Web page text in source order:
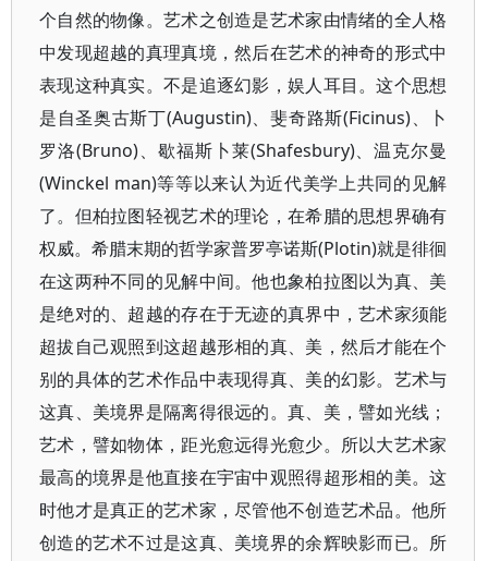
个自然的物像。艺术之创造是艺术家由情绪的全人格
中发现超越的真理真境，然后在艺术的神奇的形式中
表现这种真实。不是追逐幻影，娱人耳目。这个思想
是自圣奥古斯丁(Augustin)、斐奇路斯(Ficinus)、卜
罗洛(Bruno)、歇福斯卜莱(Shafesbury)、温克尔曼
(Winckel man)等等以来认为近代美学上共同的见解
了。但柏拉图轻视艺术的理论，在希腊的思想界确有
权威。希腊末期的哲学家普罗亭诺斯(Plotin)就是徘徊
在这两种不同的见解中间。他也象柏拉图以为真、美
是绝对的、超越的存在于无迹的真界中，艺术家须能
超拔自己观照到这超越形相的真、美，然后才能在个
别的具体的艺术作品中表现得真、美的幻影。艺术与
这真、美境界是隔离得很远的。真、美，譬如光线；
艺术，譬如物体，距光愈远得光愈少。所以大艺术家
最高的境界是他直接在宇宙中观照得超形相的美。这
时他才是真正的艺术家，尽管他不创造艺术品。他所
创造的艺术不过是这真、美境界的余辉映影而已。所